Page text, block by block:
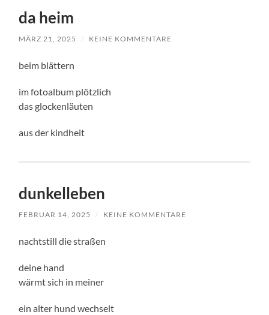
da heim
MÄRZ 21, 2025 / KEINE KOMMENTARE
beim blättern
im fotoalbum plötzlich
das glockenläuten
aus der kindheit
dunkelleben
FEBRUAR 14, 2025 / KEINE KOMMENTARE
nachtstill die straßen
deine hand
wärmt sich in meiner
ein alter hund wechselt